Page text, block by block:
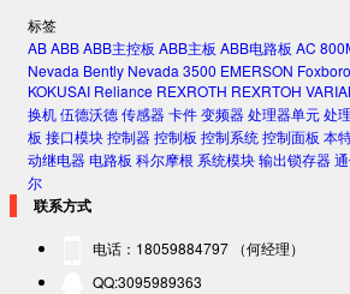
标签
ABABBABB主控板 ABB主板 ABB电路板 AC
Nevada Bently Nevada 3500 EMERSON Foxboro
KOKUSAI Reliance REXROTH REXRTOH
换机伍德沃德传感器卡件变频器处理器单元处
板 接口模块控制器控制板 控制系统控制面板 本
动继电器电路板 科尔摩根 系统模块输出锁存器
尔
联系方式
电话：18059884797 （何经理）
QQ:3095989363